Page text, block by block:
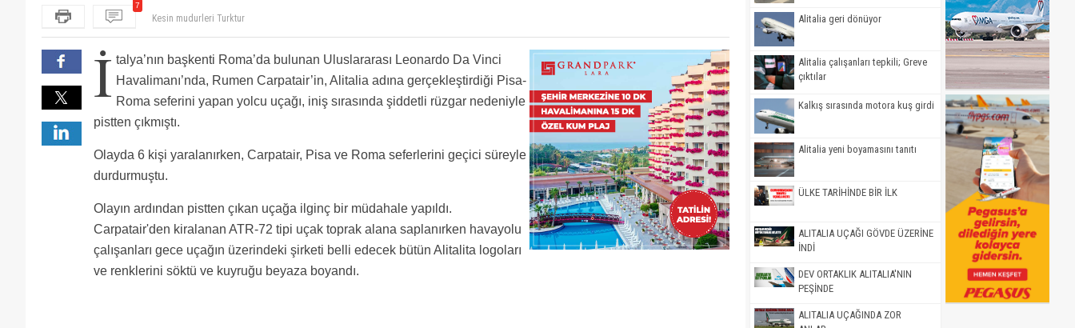
7
güzel uygulama. düşen woldfocusun uçağıydı ama herkes atlasın uçağı sanıyor hala.
Türkiyede de otobüs firmaları yapıyor aynı şeyi :)
İ talya’nın başkenti Roma’da bulunan Uluslararası Leonardo Da Vinci
Havalimanı’nda, Rumen Carpatair’in, Alitalia adına gerçekleştirdiği Pisa-
Roma seferini yapan yolcu uçağı, iniş sırasında şiddetli rüzgar nedeniyle
pistten çıkmıştı.
Olayda 6 kişi yaralanırken, Carpatair, Pisa ve Roma seferlerini geçici süreyle
durdurmuştu.
Olayın ardından pistten çıkan uçağa ilginç bir müdahale yapıldı.
Carpatair'den kiralanan ATR-72 tipi uçak toprak alana saplanırken havayolu
çalışanları gece uçağın üzerindeki şirketi belli edecek bütün Alitalita logoları
ve renklerini söktü ve kuyruğu beyaza boyandı.
Alitalia geri dönüyor
Alitalia çalışanları tepkili; Greve
çıktılar
Kalkış sırasında motora kuş girdi
Alitalia yeni boyamasını tanıtı
ÜLKE TARİHİNDE BİR İLK
ALITALIA UÇAĞI GÖVDE ÜZERİNE
İNDİ
DEV ORTAKLIK ALITALIA'NIN
PEŞİNDE
ALITALIA UÇAĞINDA ZOR